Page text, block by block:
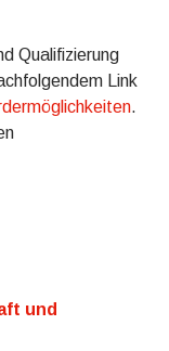
Qualifizierung
Link
.
und